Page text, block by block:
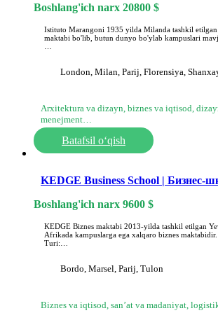
Boshlang'ich narx 20800 $
Istituto Marangoni 1935 yilda Milanda tashkil
maktabi bo'lib, butun dunyo bo'ylab kampuslari
London, Milan, Parij, Florensiya,
Arxitektura va dizayn, biznes va iqtisod,
menejment…
Batafsil o‘qish
KEDGE Business School | Бизнес-
Boshlang'ich narx 9600 $
KEDGE Biznes maktabi 2013-yilda tashkil etilgan
Afrikada kampuslarga ega xalqaro biznes
Turi:…
Bordo, Marsel, Parij, Tulon
Biznes va iqtisod, sanʼat va madaniyat,